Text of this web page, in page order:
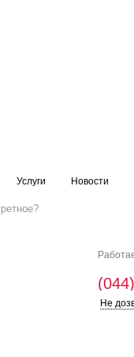
Услуги Новости
(044)
Не